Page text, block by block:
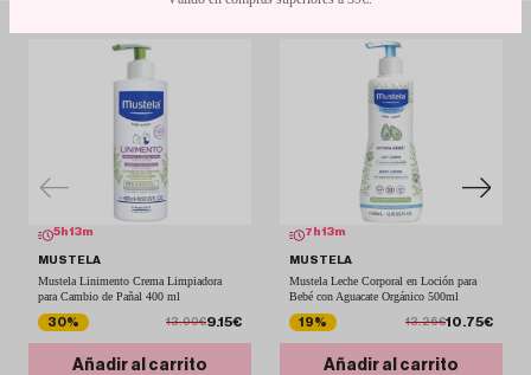
5 h13m
MUSTELA
Mustela Linimento Crema Limpiadora
para Cambio de Pañal 400 ml
30%
13.00€9.15€
Añadir al carrito
7 h13m
MUSTELA
Mustela Leche Corporal en Loción para
Bebé con Aguacate Orgánico 500ml
19%
13.26€10.75€
Añadir al carrito